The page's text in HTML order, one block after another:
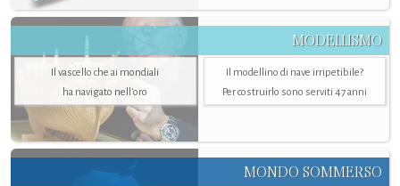
MODELLISMO
Il vascello che ai mondiali
ha navigato nell’oro
Il modellino di nave irripetibile?
Per costruirlo sono serviti 47 anni
MONDO SOMMERSO